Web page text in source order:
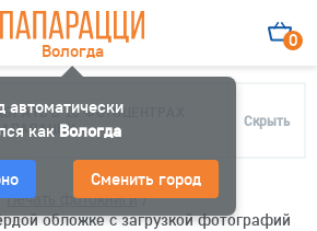
Вологда
автоматически
как Вологда
Сменить город
0
В 10 ФОТОЦЕНТРАХ
Скрыть
Печать фотокниги/
обложке с загрузкой фотографий